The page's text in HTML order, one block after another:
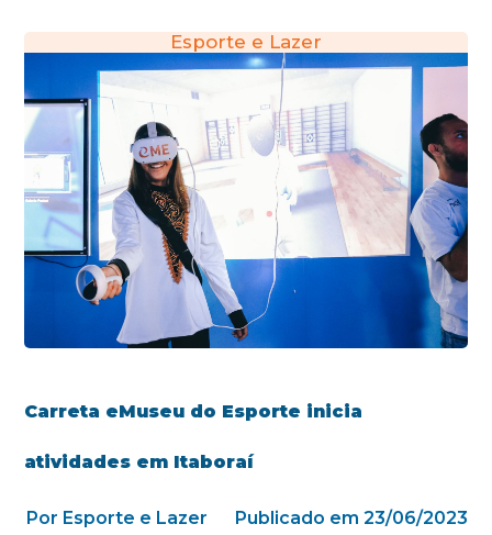
Esporte e Lazer
Carreta eMuseu do Esporte inicia
atividades em Itaboraí
Por Esporte e Lazer Publicado em 23/06/2023